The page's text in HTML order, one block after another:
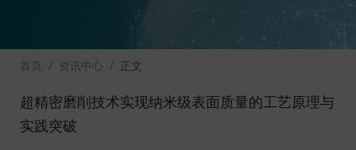
关于Geega
首页 / 资讯中心 / 正文
超精密磨削技术实现纳米级表面质量的工艺原理与
实践突破